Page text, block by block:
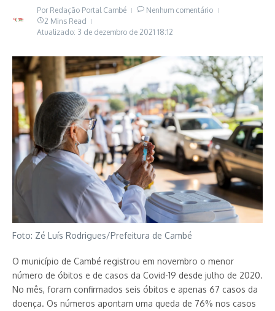
Por Redação Portal Cambé
Nenhum comentário
2 Mins Read
Atualizado: 3 de dezembro de 2021 18:12
Foto: Zé Luís Rodrigues/Prefeitura de Cambé
O município de Cambé registrou em novembro o menor
número de óbitos e de casos da Covid-19 desde julho de 2020.
No mês, foram confirmados seis óbitos e apenas 67 casos da
doença. Os números apontam uma queda de 76% nos casos